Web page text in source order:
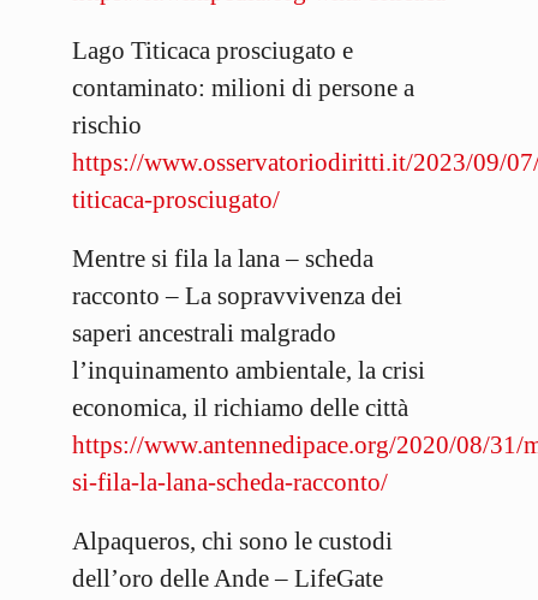
Lago Titicaca prosciugato e
contaminato: milioni di persone a
rischio
https://www.osservatoriodiritti.it/2023/09/
titicaca-prosciugato/
Mentre si fila la lana – scheda
racconto – La sopravvivenza dei
saperi ancestrali malgrado
l’inquinamento ambientale, la crisi
economica, il richiamo delle città
https://www.antennedipace.org/2020/08/31/
si-fila-la-lana-scheda-racconto/
Alpaqueros, chi sono le custodi
dell’oro delle Ande – LifeGate